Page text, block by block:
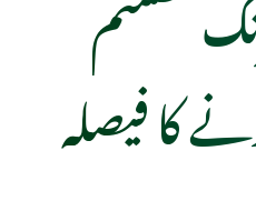
کا فیصلہ